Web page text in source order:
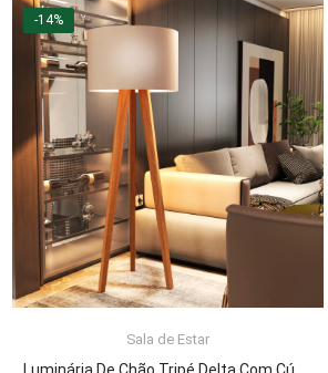
-14%
Sala de Estar
LER MAIS